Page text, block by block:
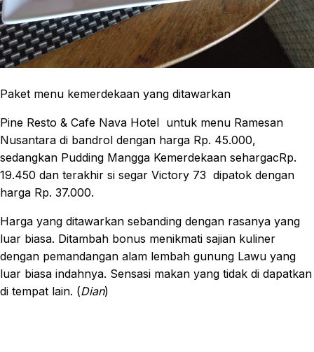
Paket menu kemerdekaan yang ditawarkan
Pine Resto & Cafe Nava Hotel untuk menu Ramesan
Nusantara di bandrol dengan harga Rp. 45.000,
sedangkan Pudding Mangga Kemerdekaan sehargacRp.
19.450 dan terakhir si segar Victory 73 dipatok dengan
harga Rp. 37.000.
Harga yang ditawarkan sebanding dengan rasanya yang
luar biasa. Ditambah bonus menikmati sajian kuliner
dengan pemandangan alam lembah gunung Lawu yang
luar biasa indahnya. Sensasi makan yang tidak di dapatkan
di tempat lain. (Dian)